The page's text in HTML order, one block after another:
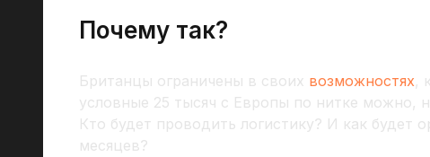
Почему так?
Британцы ограничены в своих возможностях,
условные 25 тысяч с Европы по нитке можно,
Кто будет проводить логистику? И как будет
месяцев?